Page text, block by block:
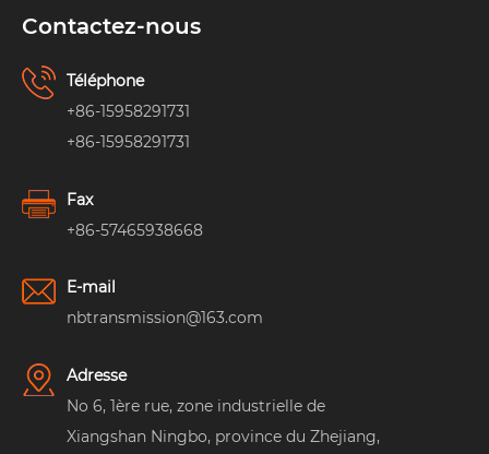
Contactez-nous
Téléphone
+86-15958291731
+86-15958291731
Fax
+86-57465938668
E-mail
nbtransmission@163.com
Adresse
No 6, 1ère rue, zone industrielle de
Xiangshan Ningbo, province du Zhejiang,